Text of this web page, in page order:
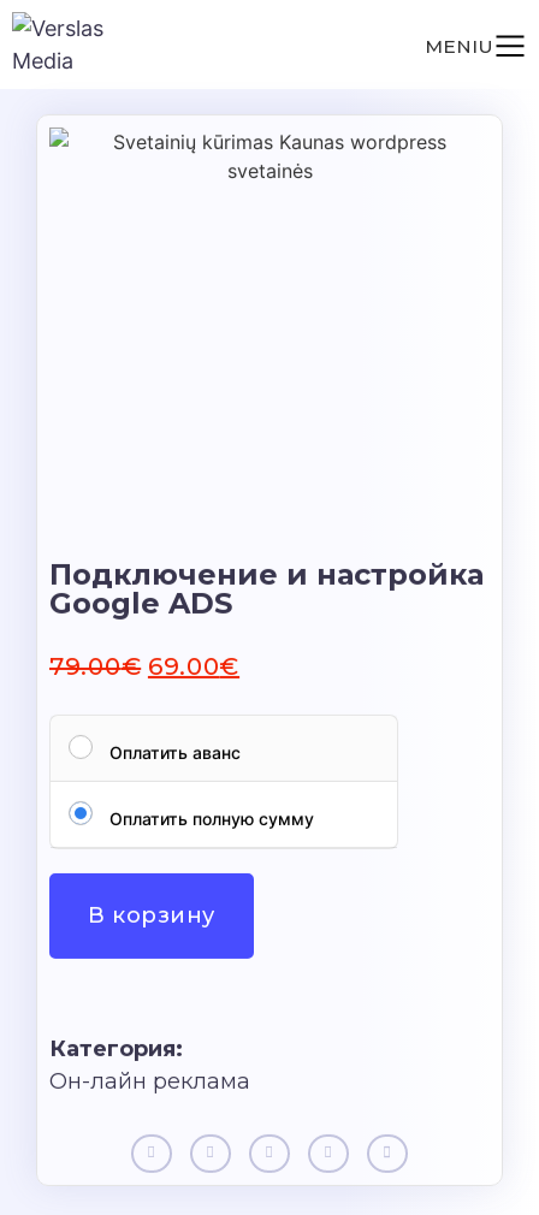
MENIU
Подключение и настройка
Google ADS
79.00€ 69.00€
Оплатить аванс
Оплатить полную сумму
В корзину
Категория:
Он-лайн реклама